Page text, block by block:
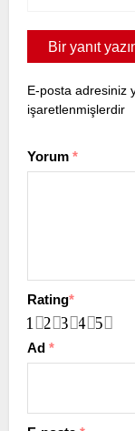
Bir yanıt
E-posta adresiniz
işaretlenmişlerdir
Yorum *
Rating*
5
4
3
2
1
Ad *